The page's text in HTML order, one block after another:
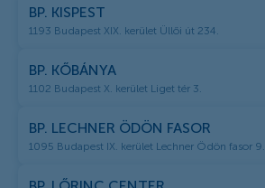
BP. KISPEST
1193 Budapest XIX. kerület Üllői út 234.
BP. KŐBÁNYA
1102 Budapest X. kerület Liget tér 3.
BP. LECHNER ÖDÖN FASOR
1095 Budapest IX. kerület Lechner Ödön fasor 9.